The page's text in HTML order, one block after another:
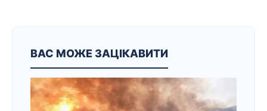
ВАС МОЖЕ ЗАЦІКАВИТИ